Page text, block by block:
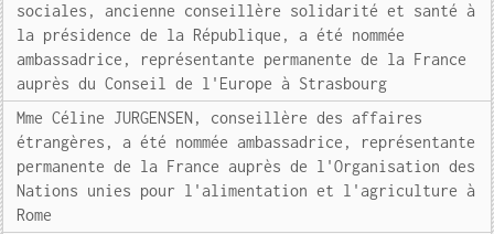
sociales, ancienne conseillère solidarité et santé à
la présidence de la République, a été nommée
ambassadrice, représentante permanente de la France
auprès du Conseil de l'Europe à Strasbourg
Mme Céline JURGENSEN, conseillère des affaires
étrangères, a été nommée ambassadrice, représentante
permanente de la France auprès de l'Organisation des
Nations unies pour l'alimentation et l'agriculture à
Rome